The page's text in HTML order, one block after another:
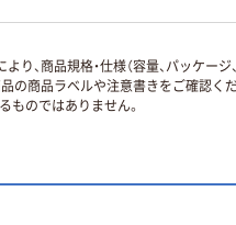
商品規格・仕様（容量、パッケー
商品ラベルや注意書きをご確認く
ものではありません。